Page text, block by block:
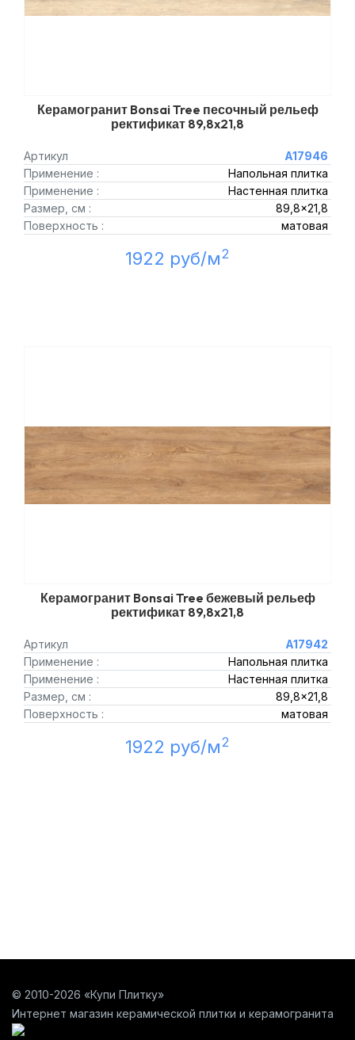
Керамогранит Bonsai Tree песочный рельеф
ректификат 89,8x21,8
Артикул
A17946
Применение :
Напольная плитка
Применение :
Настенная плитка
Размер, см :
89,8x21,8
Поверхность :
матовая
1922 руб/м2
Керамогранит Bonsai Tree бежевый рельеф
ректификат 89,8x21,8
Артикул
A17942
Применение :
Напольная плитка
Применение :
Настенная плитка
Размер, см :
89,8x21,8
Поверхность :
матовая
1922 руб/м2
© 2010-2026 «Купи Плитку»
Интернет магазин керамической плитки и керамогранита